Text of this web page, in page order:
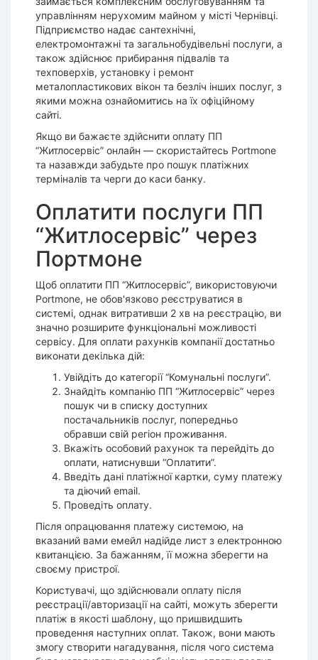
управлінням нерухомим майном у місті Чернівці.
Підприємство надає сантехнічні,
електромонтажні та загальнобудівельні послуги, а
також здійснює прибирання підвалів та
техповерхів, установку і ремонт
металопластикових вікон та безліч інших послуг, з
якими можна ознайомитись на їх офіційному
сайті.
Якщо ви бажаєте здійснити оплату ПП
“Житлосервіс” онлайн — скористайтесь Portmone
та назавжди забудьте про пошук платіжних
терміналів та черги до каси банку.
Оплатити послуги ПП
“Житлосервіс” через
Портмоне
Щоб оплатити ПП “Житлосервіс”, використовуючи
Portmone, не обов'язково реєструватися в
системі, однак витративши 2 хв на реєстрацію, ви
значно розширите функціональні можливості
сервісу. Для оплати рахунків компанії достатньо
виконати декілька дій:
Увійдіть до категорії “Комунальні послуги”.
Знайдіть компанію ПП “Житлосервіс” через
пошук чи в списку доступних
постачальників послуг, попередньо
обравши свій регіон проживання.
Вкажіть особовий рахунок та перейдіть до
оплати, натиснувши “Оплатити”.
Введіть дані платіжної картки, суму платежу
та діючий email.
Проведіть оплату.
Після опрацювання платежу системою, на
вказаний вами емейл надійде лист з електронною
квитанцією. За бажанням, її можна зберегти на
своєму пристрої.
Користувачі, що здійснювали оплату після
реєстрації/авторизації на сайті, можуть зберегти
платіж в якості шаблону, що пришвидшить
проведення наступних оплат. Також, вони мають
змогу створити нагадування, після чого система